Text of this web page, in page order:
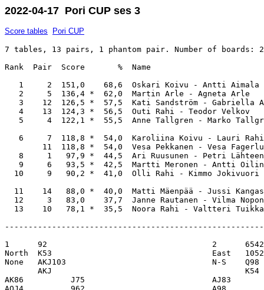
2022-04-17 Pori CUP ses 3
Score tables Pori CUP
7 tables, 13 pairs, 1 phantom pair. Number of boards:
Rank  Pair  Score       %  Name
1     2  151,0    68,6  Oskari Koivu - Antti
2     5  136,4 *  62,0  Martin Arle -
3    12  126,5 *  57,5  Kati Sandström -
4    13  124,3 *  56,5  Outi Rahi -
5     4  122,1 *  55,5  Anne Tallgren -
6     7  118,8 *  54,0  Karoliina Koivu - Lauri
11  118,8 *  54,0  Vesa Pekkanen - Vesa
8     1   97,9 *  44,5  Ari Ruusunen -
9     6   93,5 *  42,5  Martti Meronen - Antti
10     9   90,2 *  41,0  Olli Rahi - Kimmo
11    14   88,0 *  40,0  Matti Mäenpää -
12     3   83,0    37,7  Janne Rautanen - Vilma